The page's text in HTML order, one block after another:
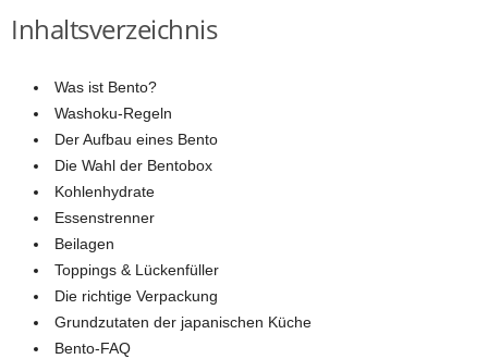
Inhaltsverzeichnis
Was ist Bento?
Washoku-Regeln
Der Aufbau eines Bento
Die Wahl der Bentobox
Kohlenhydrate
Essenstrenner
Beilagen
Toppings & Lückenfüller
Die richtige Verpackung
Grundzutaten der japanischen Küche
Bento-FAQ